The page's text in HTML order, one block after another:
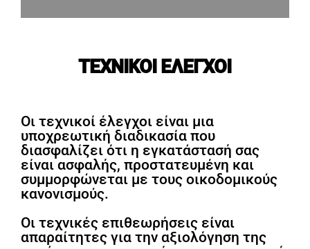
ΤΕΧΝΙΚΟΙ ΕΛΕΓΧΟΙ
Οι τεχνικοί έλεγχοι είναι μια
υποχρεωτική διαδικασία που
διασφαλίζει ότι η εγκατάστασή σας
είναι ασφαλής, προστατευμένη και
συμμορφώνεται με τους οικοδομικούς
κανονισμούς.
Οι τεχνικές επιθεωρήσεις είναι
απαραίτητες για την αξιολόγηση της